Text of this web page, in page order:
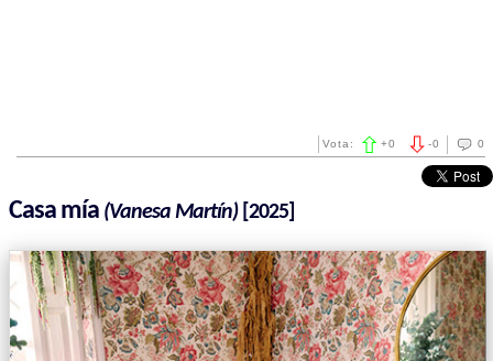
0
-0
Vota: +0
Casa mía (Vanesa Martín)[2025]